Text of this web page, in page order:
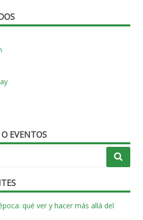
EVENTOS
qué ver y hacer más allá del